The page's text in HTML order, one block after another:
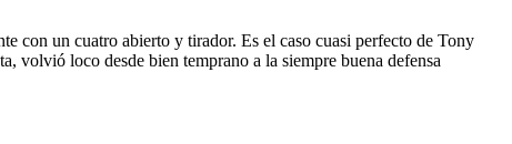
con un cuatro abierto y tirador. Es el caso cuasi perfecto de Tony
volvió loco desde bien temprano a la siempre buena defensa